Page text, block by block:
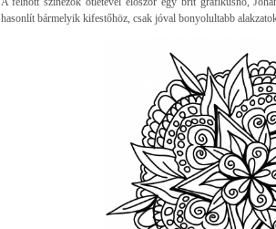
hasonlít bármelyik kifestőhöz, csak jóval bonyolultabb